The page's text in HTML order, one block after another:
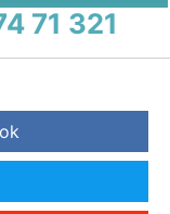
71 321